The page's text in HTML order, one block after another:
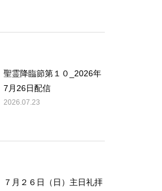
聖霊降臨節第１０_2026年
7月26日配信
2026.07.23
７月２６日（日）主日礼拝